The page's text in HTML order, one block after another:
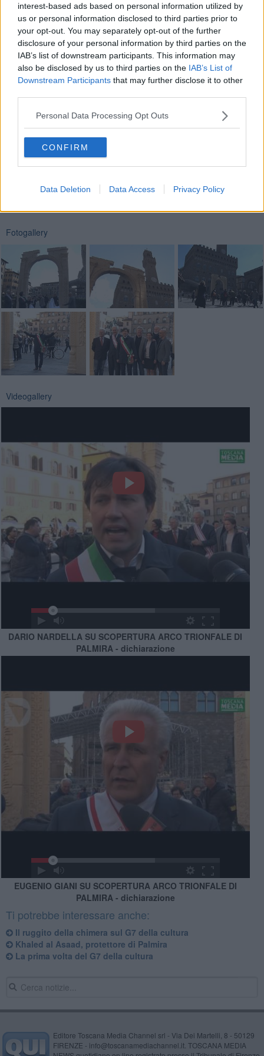
interest-based ads based on personal information utilized by
us or personal information disclosed to third parties prior to
your opt-out. You may separately opt-out of the further
disclosure of your personal information by third parties on the
IAB’s list of downstream participants. This information may
also be disclosed by us to third parties on the IAB’s List of
Downstream Participants that may further disclose it to other
Personal Data Processing Opt Outs
CONFIRM
Data Deletion Data Access Privacy Policy
esibire Cosimo I de’ Medici dopo il suo ritrovamento alla metà del
Cinquecento. L'esposizione resterà a Palazzo Vecchio fino al 27
aprile.
Il G7, dedicato a 'Cultura come strumento di dialogo tra i popoli',
sarà presentato domani dal ministro dei Beni Culturali e del
TurismoDario Franceschininella sede dell'associazione Stampa
Se vuoi leggere le notizie principali della Toscana iscriviti alla
alle 20:00 direttamente nella tua casella di posta.
Fotogallery
Videogallery
DARIO NARDELLA SU SCOPERTURA ARCO TRIONFALE DI
PALMIRA - dichiarazione
EUGENIO GIANI SU SCOPERTURA ARCO TRIONFALE DI
PALMIRA - dichiarazione
Ti potrebbe interessare anche:
Il ruggito della chimera sul G7 della cultura
Khaled al Asaad, protettore di Palmira
La prima volta del G7 della cultura
Editore Toscana Media Channel srl - Via Dei Martelli, 8 - 50129
FIRENZE - info@toscanamediachannel.it. TOSCANA MEDIA